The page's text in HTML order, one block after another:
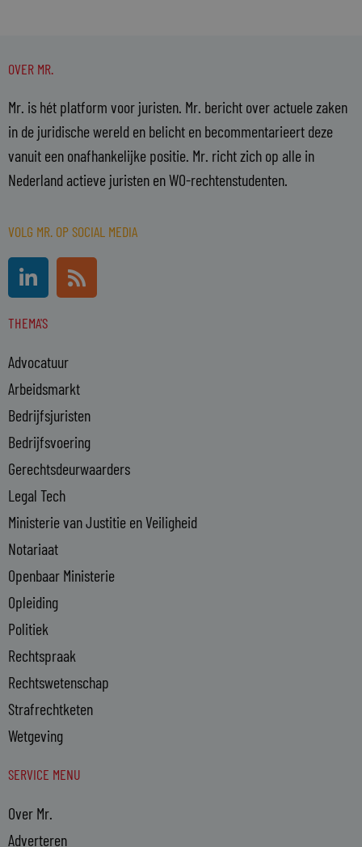
OVER MR.
Mr. is hét platform voor juristen. Mr. bericht over actuele zaken
in de juridische wereld en belicht en becommentarieert deze
vanuit een onafhankelijke positie. Mr. richt zich op alle in
Nederland actieve juristen en WO-rechtenstudenten.
VOLG MR. OP SOCIAL MEDIA
L
i
n
k
d
i
n
-
i
n
R
s
s
THEMA'S
Advocatuur
Arbeidsmarkt
Bedrijfsjuristen
Bedrijfsvoering
Gerechtsdeurwaarders
Legal Tech
Ministerie van Justitie en Veiligheid
Notariaat
Openbaar Ministerie
Opleiding
Politiek
Rechtspraak
Rechtswetenschap
Strafrechtketen
Wetgeving
SERVICE MENU
Over Mr.
Adverteren